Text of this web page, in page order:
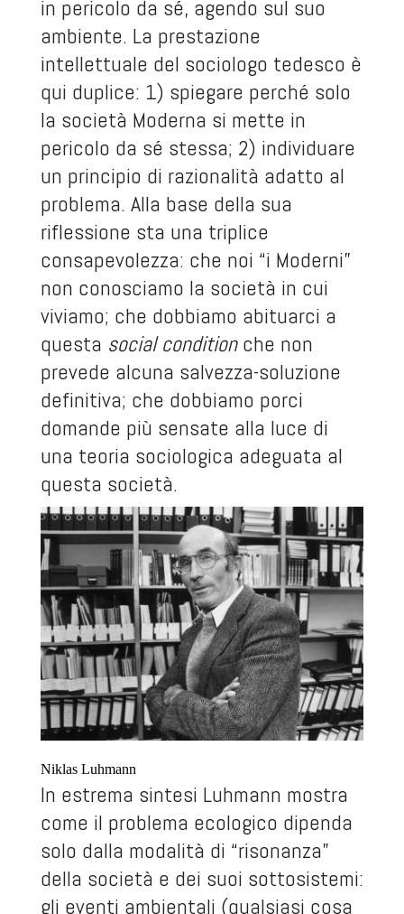
in pericolo da sé, agendo sul suo
ambiente. La prestazione
intellettuale del sociologo tedesco è
qui duplice: 1) spiegare perché solo
la società Moderna si mette in
pericolo da sé stessa; 2) individuare
un principio di razionalità adatto al
problema. Alla base della sua
riflessione sta una triplice
consapevolezza: che noi “i Moderni”
non conosciamo la società in cui
viviamo; che dobbiamo abituarci a
questa social conditionche non
prevede alcuna salvezza-soluzione
definitiva; che dobbiamo porci
domande più sensate alla luce di
una teoria sociologica adeguata al
questa società.
Niklas Luhmann
In estrema sintesi Luhmann mostra
come il problema ecologico dipenda
solo dalla modalità di “risonanza”
della società e dei suoi sottosistemi:
gli eventi ambientali (qualsiasi cosa